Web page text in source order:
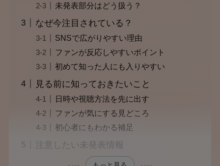
未発表部分はどう扱う？
なぜ今注目されている？
SNSで広がりやすい理由
ファンが反応しやすいポイント
初めて知った人にも入りやすい
見る前に知っておきたいこと
日時や視聴方法を先に出す
ファンが気にする見どころ
初心者にもわかる補足
注意したい未発表情報